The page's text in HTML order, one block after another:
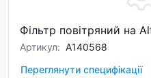
Фільтр повітряний на
Артикул: A140568
Переглянути специфікації